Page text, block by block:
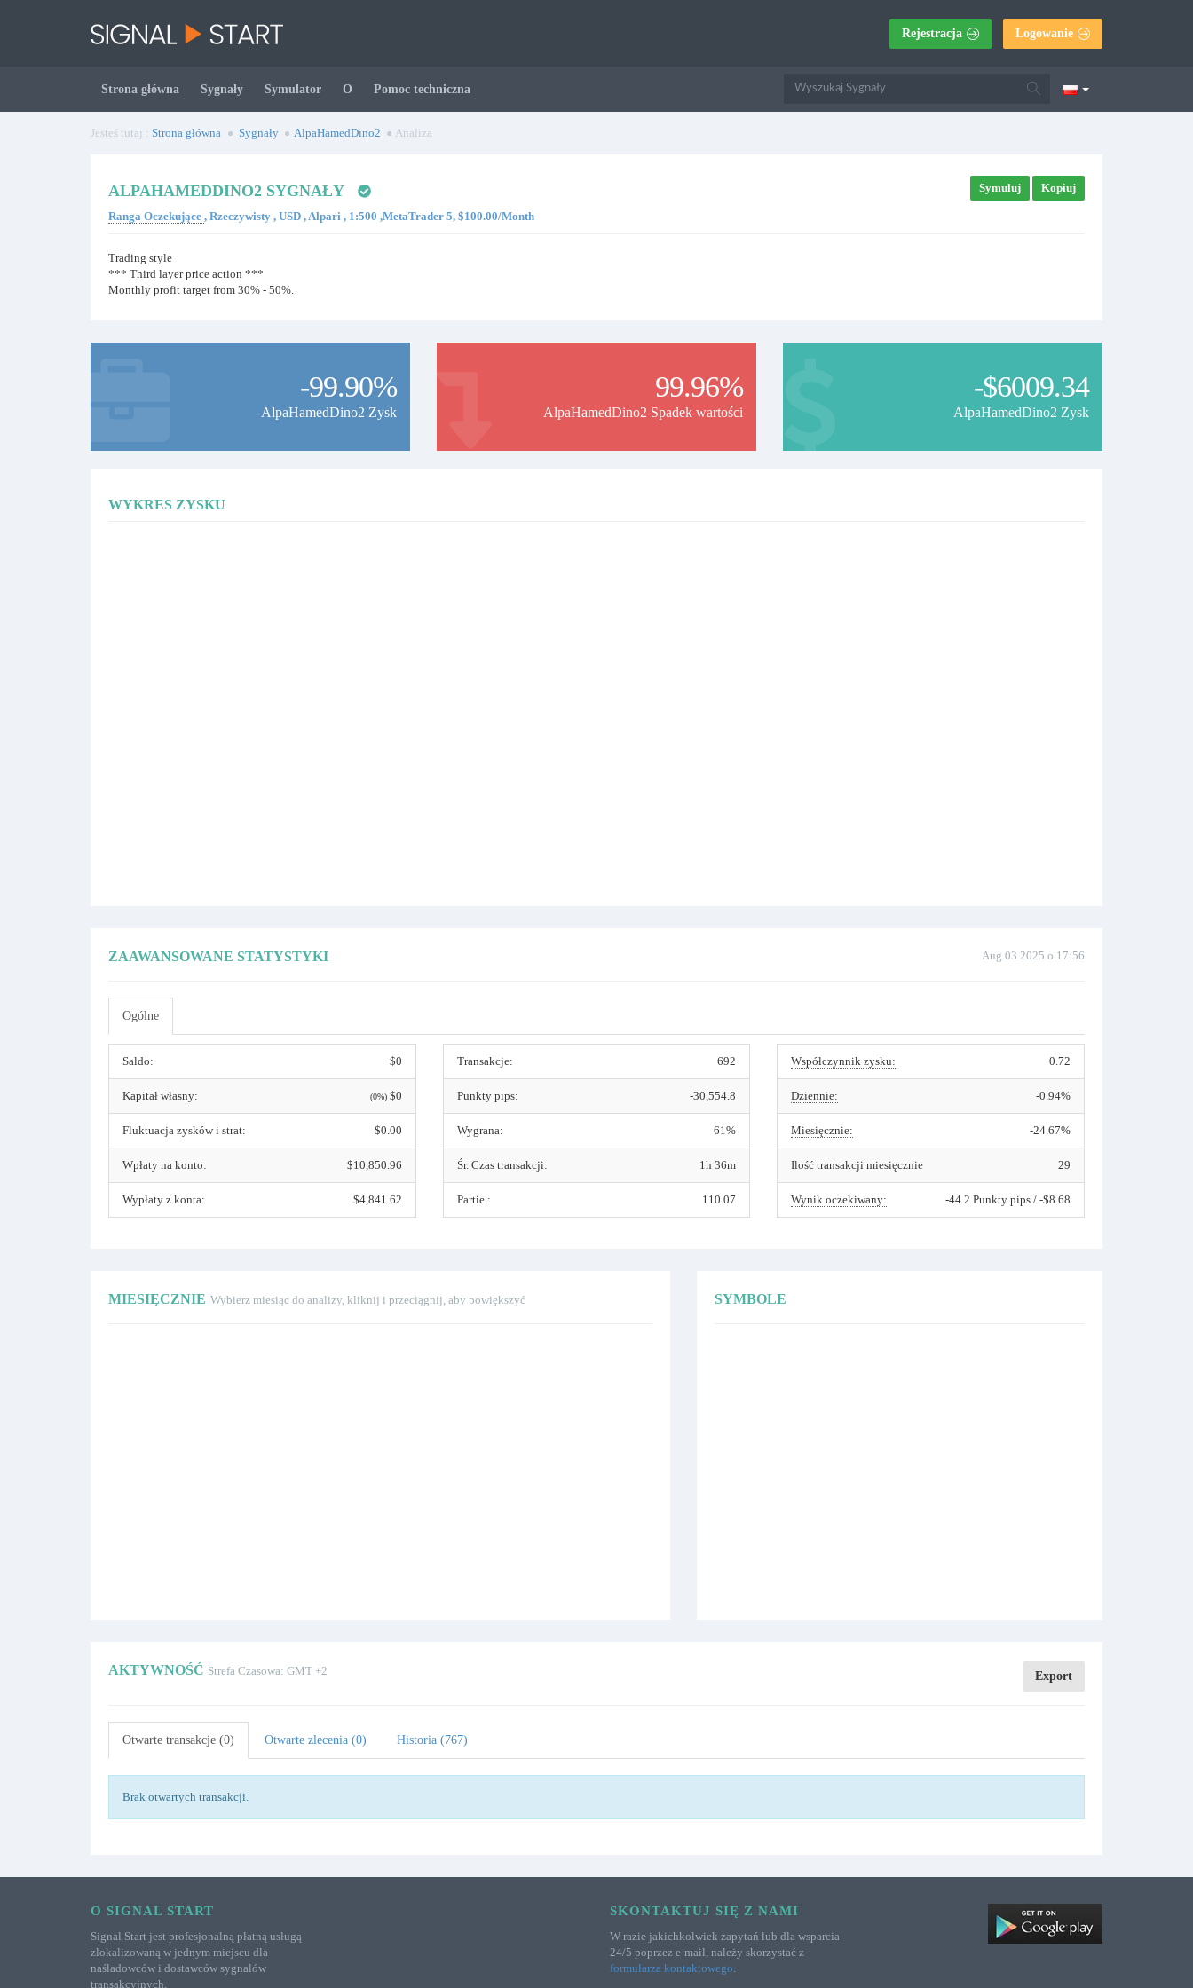
Rejestracja Logowanie
Strona główna Sygnały Symulator O Pomoc techniczna
Jesteś tutaj : Strona główna Sygnały AlpaHamedDino2 Analiza
ALPAHAMEDDINO2 SYGNAŁY
Ranga Oczekujące , Rzeczywisty , USD , Alpari , 1:500 ,MetaTrader 5, $100.00/Month
Symuluj Kopiuj
Trading style
*** Third layer price action ***
Monthly profit target from 30% - 50%.
-99.90%
AlpaHamedDino2 Zysk
99.96%
AlpaHamedDino2 Spadek wartości
-$6009.34
AlpaHamedDino2 Zysk
WYKRES ZYSKU
Aug 03 2025 o 17:56
ZAAWANSOWANE STATYSTYKI
Ogólne
Saldo: $0
Kapitał własny: (0%)$0
Fluktuacja zysków i strat: $0.00
Wpłaty na konto: $10,850.96
Wypłaty z konta: $4,841.62
Transakcje: 692
Punkty pips: -30,554.8
Wygrana: 61%
Śr. Czas transakcji: 1h 36m
Partie : 110.07
Współczynnik zysku: 0.72
Dziennie: -0.94%
Miesięcznie: -24.67%
Ilość transakcji miesięcznie 29
Wynik oczekiwany: -44.2 Punkty pips / -$8.68
MIESIĘCZNIE Wybierz miesiąc do analizy, kliknij i przeciągnij, aby powiększyć SYMBOLE
AKTYWNOŚĆ Strefa Czasowa: GMT +2 Export
Otwarte transakcje (0) Otwarte zlecenia (0) Historia (767)
Brak otwartych transakcji.
O SIGNAL START
Signal Start jest profesjonalną płatną usługą
zlokalizowaną w jednym miejscu dla
naśladowców i dostawców sygnałów
transakcyjnych.
SKONTAKTUJ SIĘ Z NAMI
W razie jakichkolwiek zapytań lub dla wsparcia
24/5 poprzez e-mail, należy skorzystać z
formularza kontaktowego.